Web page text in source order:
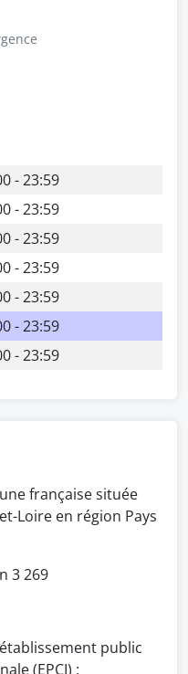
- 23:59
- 23:59
- 23:59
- 23:59
- 23:59
- 23:59
- 23:59
française située
Loire en région Pays
3 269
public
(EPCI) :